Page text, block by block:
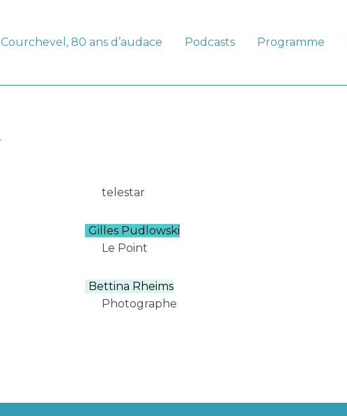
Courchevel, 80 ans d’audace Podcasts Programme
telestar
Gilles Pudlowski
Le Point
Bettina Rheims
Photographe